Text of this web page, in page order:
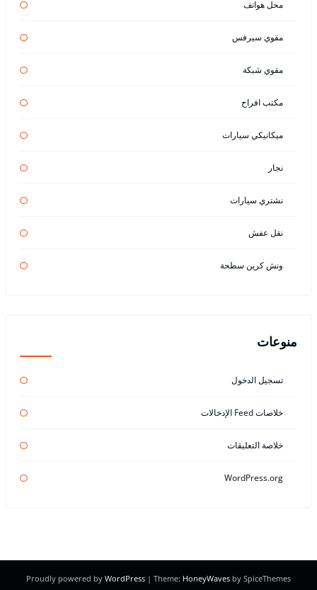
محل هواتف
مقوي سيرفس
مقوي شبكة
مكتب افراح
ميكانيكي سيارات
نجار
نشتري سيارات
نقل عفش
ونش كرين سطحة
منوعات
تسجيل الدخول
خلاصات Feed الإدخالات
خلاصة التعليقات
WordPress.org
Proudly powered by WordPress | Theme: HoneyWaves by SpiceThemes